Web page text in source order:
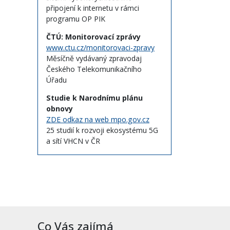
připojení k internetu v rámci
programu OP PIK
ČTÚ: Monitorovací zprávy
www.ctu.cz/monitorovaci-zpravy
Měsíčně vydávaný zpravodaj
Českého Telekomunikačního
Úřadu
Studie k Narodnímu plánu
obnovy
ZDE odkaz na web mpo.gov.cz
25 studií k rozvoji ekosystému 5G
a sítí VHCN v ČR
Co Vás zajímá